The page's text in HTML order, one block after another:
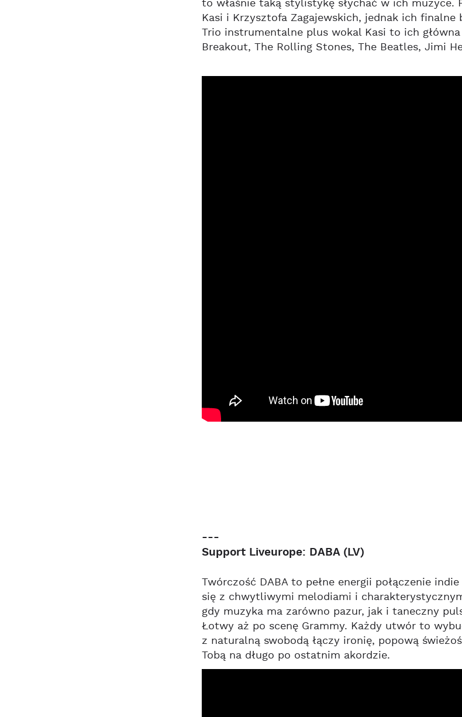
to właśnie taką stylistykę słychać w ich
Kasi i Krzysztofa Zagajewskich, jednak ich
Trio instrumentalne plus wokal Kasi to ich
Breakout, The Rolling Stones, The Beatles, Jimi
---
Support Liveurope: DABA (LV)
Twórczość DABA to pełne energii połączenie
się z chwytliwymi melodiami i
gdy muzyka ma zarówno pazur, jak i taneczny
Łotwy aż po scenę Grammy. Każdy utwór to
z naturalną swobodą łączy ironię, popową
Tobą na długo po ostatnim akordzie.